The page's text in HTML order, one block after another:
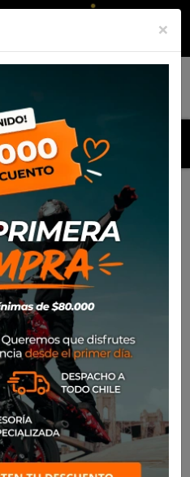
Para el piloto
1 Ciclone 364
×